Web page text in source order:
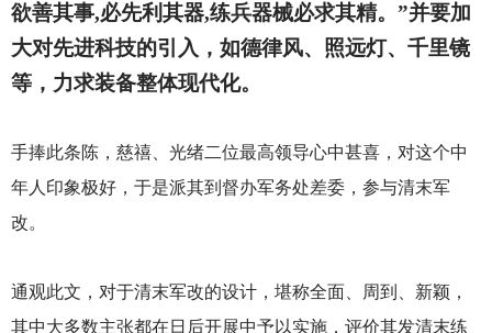
欲善其事,必先利其器,练兵器械必求其精。”并要加
大对先进科技的引入，如德律风、照远灯、千里镜
等，力求装备整体现代化。
手捧此条陈，慈禧、光绪二位最高领导心中甚喜，对这个中
年人印象极好，于是派其到督办军务处差委，参与清末军
改。
通观此文，对于清末军改的设计，堪称全面、周到、新颖，
其中大多数主张都在日后开展中予以实施，评价其发清末练